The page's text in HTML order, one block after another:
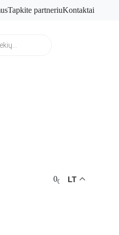
Tapkite partneriuKontaktai
00 LT